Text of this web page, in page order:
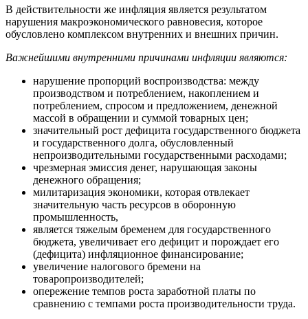
В действительности же инфляция является результатом
нарушения макроэкономического равновесия, которое
обусловлено комплексом внутренних и внешних причин.
Важнейшими внутренними причинами инфляции являются:
нарушение пропорций воспроизводства: между
производством и потреблением, накоплением и
потреблением, спросом и предложением, денежной
массой в обращении и суммой товарных цен;
значительный рост дефицита государственного бюджета
и государственного долга, обусловленный
непроизводительными государственными расходами;
чрезмерная эмиссия денег, нарушающая законы
денежного обращения;
милитаризация экономики, которая отвлекает
значительную часть ресурсов в оборонную
промышленность,
является тяжелым бременем для государственного
бюджета, увеличивает его дефицит и порождает его
(дефицита) инфляционное финансирование;
увеличение налогового бремени на
товаропроизводителей;
опережение темпов роста заработной платы по
сравнению с темпами роста производительности труда.